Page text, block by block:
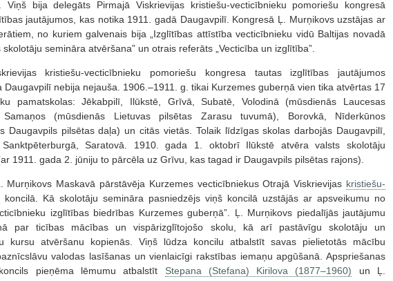
Viņš bija delegāts Pirmajā Viskrievijas kristiešu-vecticībnieku pomoriešu kongresā
jautājumos, kas notika 1911. gadā Daugavpilī. Kongresā Ļ. Murņikovs uzstājas ar
no kuriem galvenais bija „Izglītības attīstība vecticībnieku vidū Baltijas novadā
skolotāju semināra atvēršana” un otrais referāts „Vecticība un izglītība”.
kristiešu-vecticībnieku pomoriešu kongresa tautas izglītības jautājumos
Daugavpilī nebija nejauša. 1906.–1911. g. tikai Kurzemes guberņā vien tika atvērtas 17
pamatskolas: Jēkabpilī, Ilūkstē, Grīvā, Subatē, Volodinā (mūsdienās Laucesas
Samaņos (mūsdienās Lietuvas pilsētas Zarasu tuvumā), Borovkā, Nīderkūnos
Daugavpils pilsētas daļa) un citās vietās. Tolaik līdzīgas skolas darbojās Daugavpilī,
Sanktpēterburgā, Saratovā. 1910. gada 1. oktobrī Ilūkstē atvēra valsts skolotāju
1911. gada 2. jūniju to pārcēla uz Grīvu, kas tagad ir Daugavpils pilsētas rajons).
Murņikovs Maskavā pārstāvēja Kurzemes vecticībniekus Otrajā Viskrievijas kristiešu-
koncilā. Kā skolotāju semināra pasniedzējs viņš koncilā uzstājās ar apsveikumu no
izglītības biedrības Kurzemes guberņā”. Ļ. Murņikovs piedalījās jautājumu
par ticības mācības un vispārizglītojošo skolu, kā arī pastāvīgu skolotāju un
kursu atvēršanu kopienās. Viņš lūdza koncilu atbalstīt savas pielietotās mācību
valodas lasīšanas un vienlaicīgi rakstības iemaņu apgūšanā. Apspriešanas
pieņēma lēmumu atbalstīt Stepana (Stefana) Kirilova (1877–1960) un Ļ.